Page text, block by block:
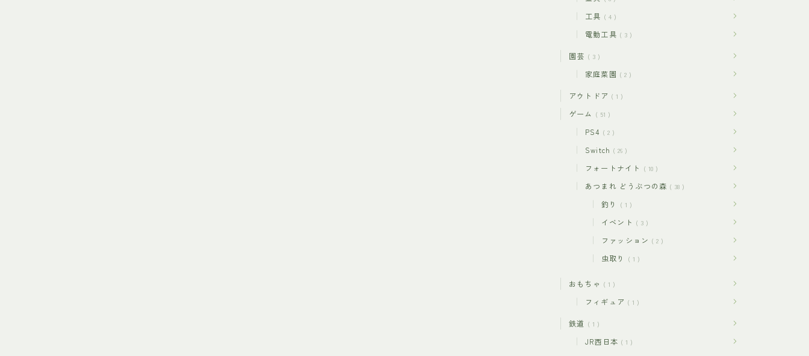
工具 4
電動工具 3
園芸 3
家庭菜園 2
アウトドア 1
ゲーム 51
PS4 2
Switch 26
フォートナイト 10
あつまれ どうぶつの森 38
釣り 1
イベント 3
ファッション 2
虫取り 1
おもちゃ 1
フィギュア 1
鉄道 1
JR西日本 1